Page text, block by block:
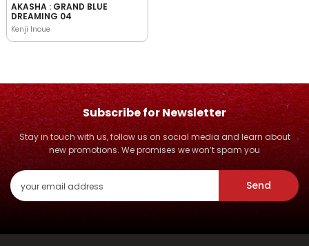
AKASHA : GRAND BLUE
DREAMING 04
Kenji Inoue
Subscribe for Newsletter
Stay in touch with us, follow us on social media and learn about
new promotions. We promises we won’t spam you
Send